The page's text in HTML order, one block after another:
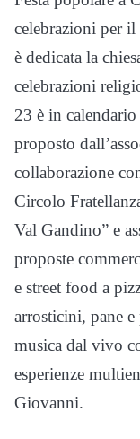
celebrazioni per
è dedicata la
celebrazioni
23 è in
proposto
collaborazione
Circolo
Val Gandino” e
proposte
e street food a
arrosticini, pane e
musica dal vivo
esperienze
Giovanni.